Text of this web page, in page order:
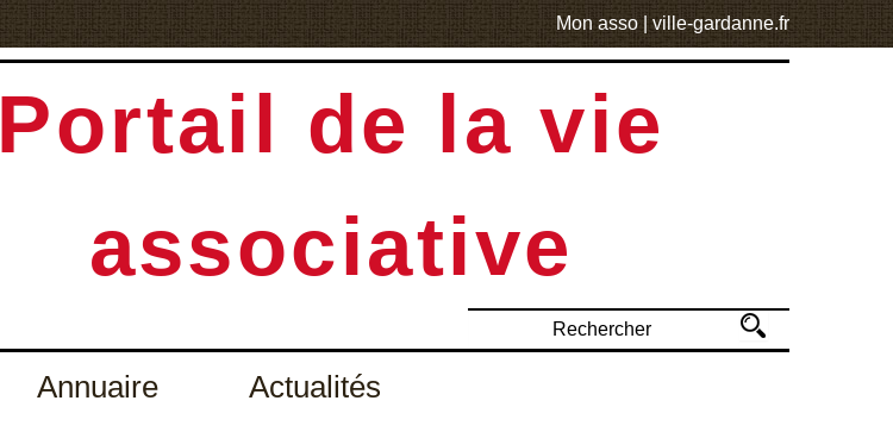
Mon asso| ville-gardanne.fr
Portail de la vie
associative
Annuaire Actualités